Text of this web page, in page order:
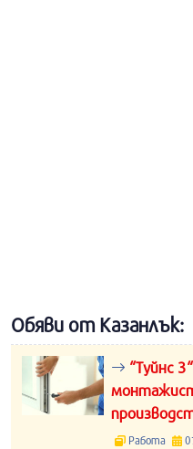
Обяви от Казанлък:
“Туйнс
Работа